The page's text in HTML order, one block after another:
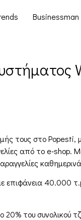
Businessman
τους στο Popesti,
από το e-shop.
επιφάνεια 40.000
του συνολικού